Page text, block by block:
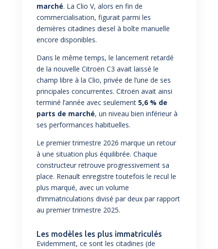
marché. La Clio V, alors en fin de
commercialisation, figurait parmi les
dernières citadines diesel à boîte manuelle
encore disponibles.
Dans le même temps, le lancement retardé
de la nouvelle Citroën C3 avait laissé le
champ libre à la Clio, privée de l’une de ses
principales concurrentes. Citroën avait ainsi
terminé l’année avec seulement 5,6 % de
parts de marché, un niveau bien inférieur à
ses performances habituelles.
Le premier trimestre 2026 marque un retour
à une situation plus équilibrée. Chaque
constructeur retrouve progressivement sa
place. Renault enregistre toutefois le recul le
plus marqué, avec un volume
d’immatriculations divisé par deux par rapport
au premier trimestre 2025.
Les modèles les plus immatriculés
Evidemment, ce sont les citadines (de